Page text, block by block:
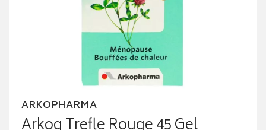
ARKOPHARMA